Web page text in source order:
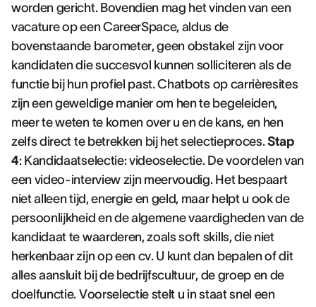
worden gericht. Bovendien mag het vinden van een
vacature op een CareerSpace, aldus de
bovenstaande barometer, geen obstakel zijn voor
kandidaten die succesvol kunnen solliciteren als de
functie bij hun profiel past. Chatbots op carrièresites
zijn een geweldige manier om hen te begeleiden,
meer te weten te komen over u en de kans, en hen
zelfs direct te betrekken bij het selectieproces.Stap
4: Kandidaatselectie: videoselectie. De voordelen van
een video-interview zijn meervoudig. Het bespaart
niet alleen tijd, energie en geld, maar helpt u ook de
persoonlijkheid en de algemene vaardigheden van de
kandidaat te waarderen, zoals soft skills, die niet
herkenbaar zijn op een cv. U kunt dan bepalen of dit
alles aansluit bij de bedrijfscultuur, de groep en de
doelfunctie. Voorselectie stelt u in staat snel een